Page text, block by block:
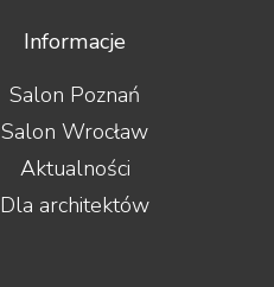
Informacje
Salon Poznań
Salon Wrocław
Aktualności
Dla architektów